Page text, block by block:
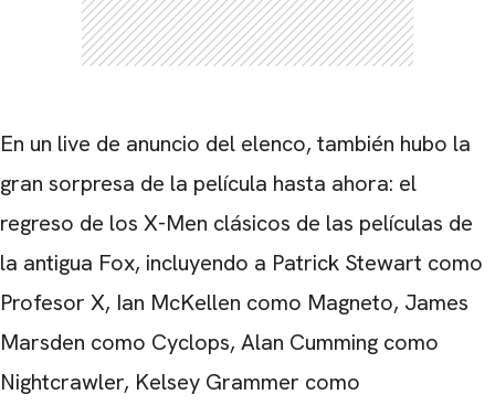
En un live de anuncio del elenco, también hubo la
gran sorpresa de la película hasta ahora: el
regreso de los X-Men clásicos de las películas de
la antigua Fox, incluyendo a Patrick Stewart como
Profesor X, Ian McKellen como Magneto, James
Marsden como Cyclops, Alan Cumming como
Nightcrawler, Kelsey Grammer como